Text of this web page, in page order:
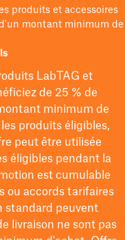
produits et accessoires
montant minimum de
LabTAG et
de 25 % de
minimum de
produits éligibles,
peut être utilisée
éligibles pendant la
est cumulable
ou accords tarifaires
standard peuvent
livraison ne sont pas